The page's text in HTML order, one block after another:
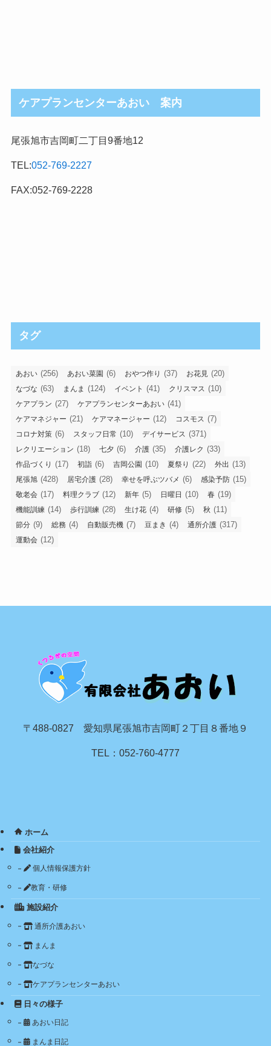
ケアプランセンターあおい 案内
尾張旭市吉岡町二丁目9番地12
TEL:052-769-2227
FAX:052-769-2228
タグ
あおい (256) あおい菜園 (6) おやつ作り (37) お花見 (20)
なづな (63) まんま (124) イベント (41) クリスマス (10)
ケアプラン (27) ケアプランセンターあおい (41)
ケアマネジャー (21) ケアマネージャー (12) コスモス (7)
コロナ対策 (6) スタッフ日常 (10) デイサービス (371)
レクリエーション (18) 七夕 (6) 介護 (35) 介護レク (33)
作品づくり (17) 初詣 (6) 吉岡公園 (10) 夏祭り (22) 外出 (13)
尾張旭 (428) 居宅介護 (28) 幸せを呼ぶツバメ (6) 感染予防 (15)
敬老会 (17) 料理クラブ (12) 新年 (5) 日曜日 (10) 春 (19)
機能訓練 (14) 歩行訓練 (28) 生け花 (4) 研修 (5) 秋 (11)
節分 (9) 総務 (4) 自動販売機 (7) 豆まき (4) 通所介護 (317)
運動会 (12)
〒488-0827 愛知県尾張旭市吉岡町２丁目８番地９
TEL：052-760-4777
ホーム
会社紹介
個人情報保護方針
教育・研修
施設紹介
通所介護あおい
まんま
なづな
ケアプランセンターあおい
日々の様子
あおい日記
まんま日記